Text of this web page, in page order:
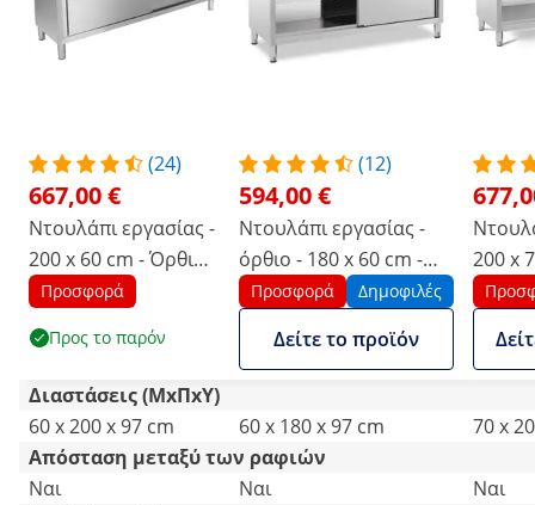
(24)
667,00 €
Ντουλάπι εργασίας -
200 x 60 cm - Όρθιο -
160 kg
Προσφορά
Προς το παρόν
(12)
594,00 €
Ντουλάπι εργασίας -
όρθιο - 180 x 60 cm -
αντοχή βάρους 600 kg
Προσφορά Δημοφιλές
Δείτε το προϊόν
200 x
Διαστάσεις (ΜxΠxΥ)
60 x 200 x 97 cm
60 x 180 x 97 cm
70 x
Απόσταση μεταξύ των ραφιών
Ναι
Ναι
Ναι